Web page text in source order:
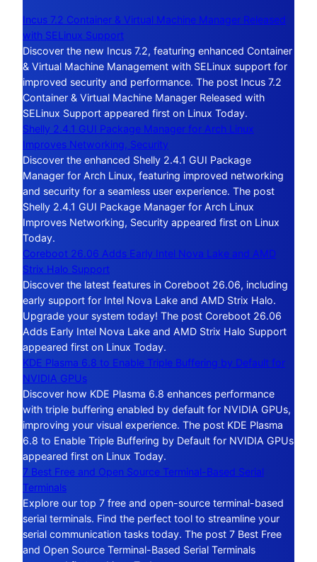
Incus 7.2 Container & Virtual Machine Manager Released
with SELinux Support
Discover the new Incus 7.2, featuring enhanced Container
& Virtual Machine Management with SELinux support for
improved security and performance. The post Incus 7.2
Container & Virtual Machine Manager Released with
SELinux Support appeared first on Linux Today.
Shelly 2.4.1 GUI Package Manager for Arch Linux
Improves Networking, Security
Discover the enhanced Shelly 2.4.1 GUI Package
Manager for Arch Linux, featuring improved networking
and security for a seamless user experience. The post
Shelly 2.4.1 GUI Package Manager for Arch Linux
Improves Networking, Security appeared first on Linux
Today.
Coreboot 26.06 Adds Early Intel Nova Lake and AMD
Strix Halo Support
Discover the latest features in Coreboot 26.06, including
early support for Intel Nova Lake and AMD Strix Halo.
Upgrade your system today! The post Coreboot 26.06
Adds Early Intel Nova Lake and AMD Strix Halo Support
appeared first on Linux Today.
KDE Plasma 6.8 to Enable Triple Buffering by Default for
NVIDIA GPUs
Discover how KDE Plasma 6.8 enhances performance
with triple buffering enabled by default for NVIDIA GPUs,
improving your visual experience. The post KDE Plasma
6.8 to Enable Triple Buffering by Default for NVIDIA GPUs
appeared first on Linux Today.
7 Best Free and Open Source Terminal-Based Serial
Terminals
Explore our top 7 free and open-source terminal-based
serial terminals. Find the perfect tool to streamline your
serial communication tasks today. The post 7 Best Free
and Open Source Terminal-Based Serial Terminals